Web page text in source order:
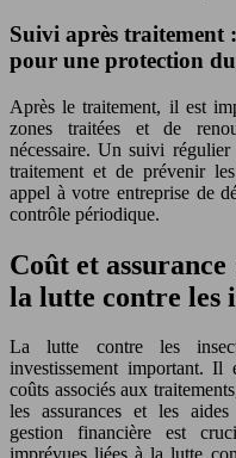
Suivi après traitement
pour une protection
Après le traitement, il est
zones traitées et de
nécessaire. Un suivi régulier
traitement et de prévenir
appel à votre entreprise de
contrôle périodique.
Coût et
la lutte contre les
La lutte contre les
investissement important. Il
coûts associés aux
les assurances et les
gestion financière est